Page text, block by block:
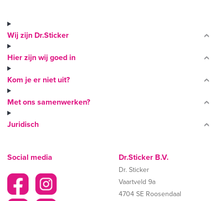
Wij zijn Dr.Sticker
Hier zijn wij goed in
Kom je er niet uit?
Met ons samenwerken?
Juridisch
Dr.Sticker B.V.
Dr. Sticker
Vaartveld 9a
4704 SE Roosendaal
Social media